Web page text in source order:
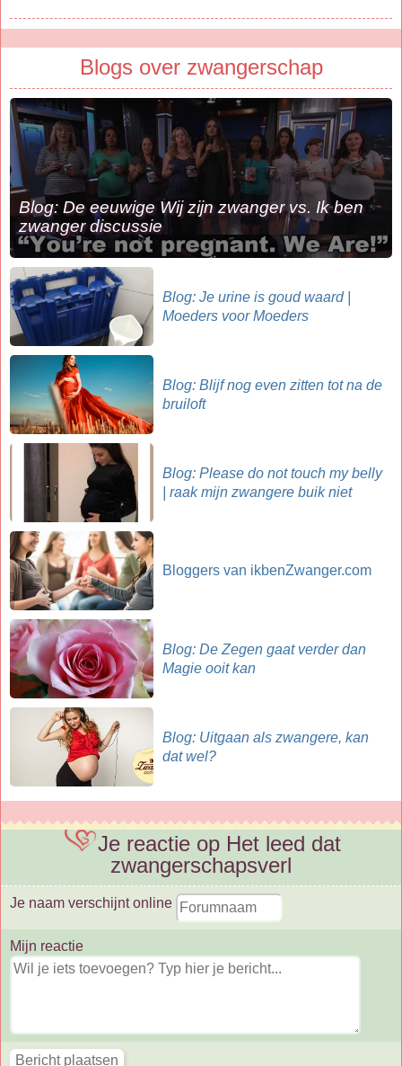
Blogs over zwangerschap
Blog: De eeuwige Wij zijn zwanger vs. Ik ben
zwanger discussie
Blog: Je urine is goud waard |
Moeders voor Moeders
Blog: Blijf nog even zitten tot na de
bruiloft
Blog: Please do not touch my belly
| raak mijn zwangere buik niet
Bloggers van ikbenZwanger.com
Blog: De Zegen gaat verder dan
Magie ooit kan
Blog: Uitgaan als zwangere, kan
dat wel?
Je reactie op Het leed dat
zwangerschapsverl
Je naam verschijnt online
Mijn reactie